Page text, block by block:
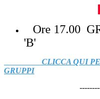
Ore 17.00
'B'
CLICCA QUI PER
GRUPPI